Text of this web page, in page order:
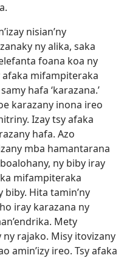
nisian’ny
ny alika, saka
foana koa ny
mifampiteraka
hafa ‘karazana.’
karazany inona ireo
Izay tsy afaka
hafa. Azo
mba hamantarana
ny biby iray
mifampiteraka
Hita tamin’ny
iray karazana ny
Mety
rajako. Misy itovizany
amin’izy ireo. Tsy afaka